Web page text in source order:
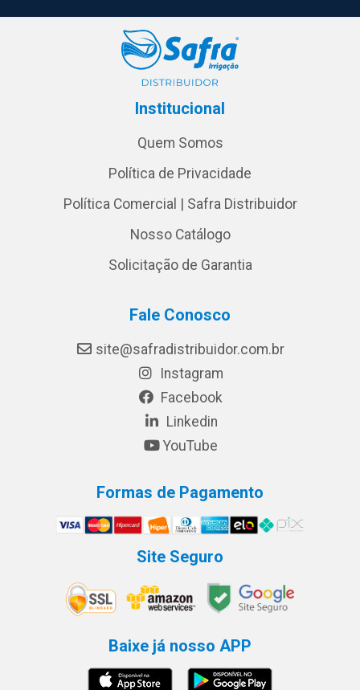
Institucional
Quem Somos
Política de Privacidade
Política Comercial | Safra Distribuidor
Nosso Catálogo
Solicitação de Garantia
Fale Conosco
site@safradistribuidor.com.br
Instagram
Facebook
Linkedin
YouTube
Formas de Pagamento
Site Seguro
Baixe já nosso APP